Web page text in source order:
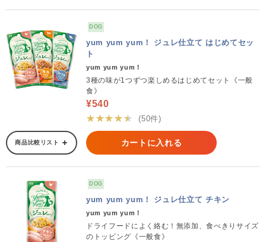
DOG
yum yum yum！ ジュレ仕立て はじめてセッ
ト
yum yum yum！
3種の味が1つずつ楽しめるはじめてセット《一般
食》
¥540
★★★★★
(50件)
商品比較リスト カートに入れる
DOG
yum yum yum！ ジュレ仕立て チキン
yum yum yum！
ドライフードによく絡む！無添加、食べきりサイズ
のトッピング《一般食》